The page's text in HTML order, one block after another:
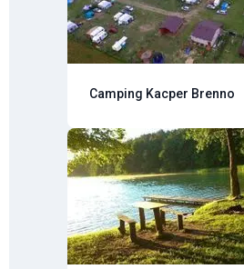
Camping Kacper Brenno